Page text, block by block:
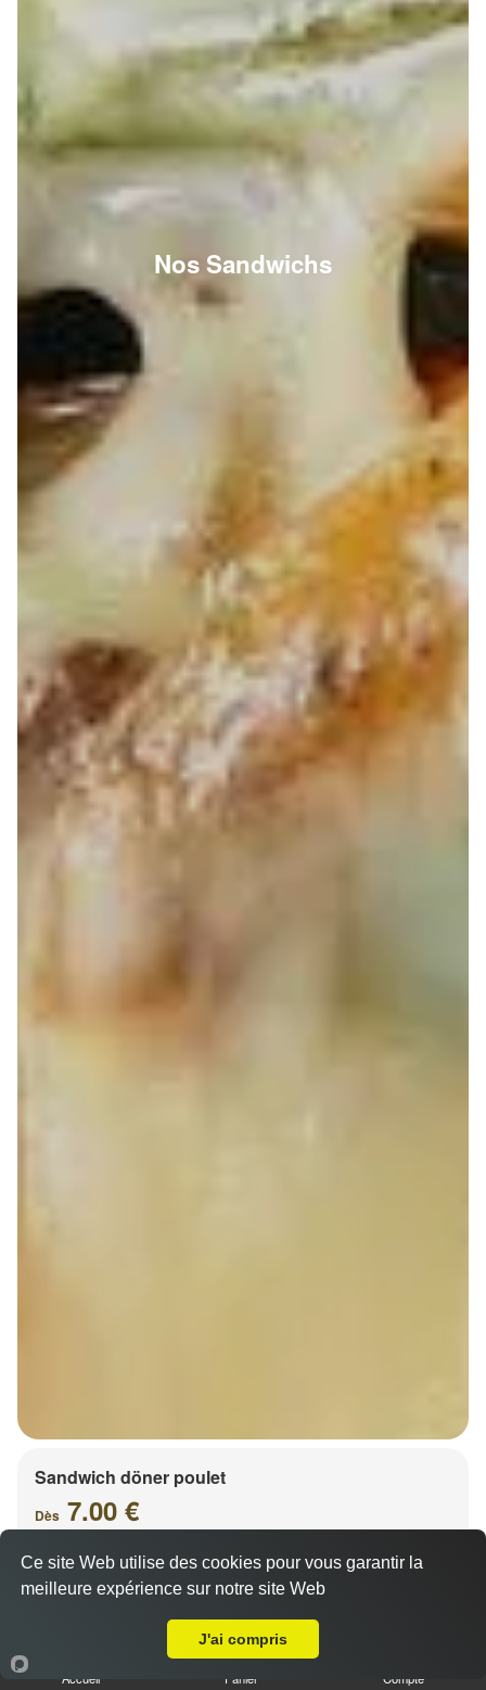
Nos Sandwichs
Sandwich döner poulet
Dès 7.00 €
Accueil Panier Compte
Ce site Web utilise des cookies pour vous garantir la
meilleure expérience sur notre site Web
J'ai compris